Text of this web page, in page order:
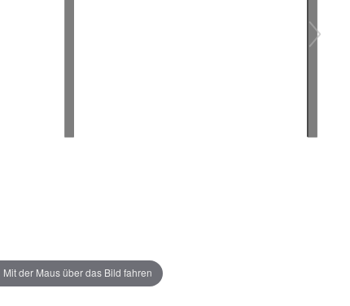
Mit der Maus über das Bild fahren